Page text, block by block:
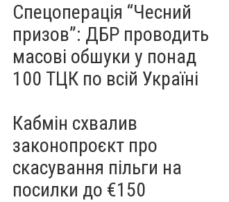
Спецоперація “Чесний
призов”: ДБР проводить
масові обшуки у понад
100 ТЦК по всій Україні
Кабмін схвалив
законопроєкт про
скасування пільги на
посилки до €150